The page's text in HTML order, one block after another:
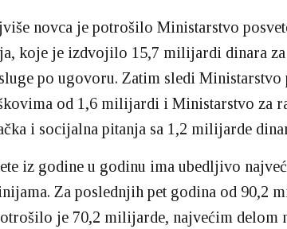
novca je potrošilo Ministarstvo
koje je izdvojilo 15,7 milijardi dinara za
po ugovoru. Zatim sledi Ministarstvo
od 1,6 milijardi i Ministarstvo za
i socijalna pitanja sa 1,2 milijarde
iz godine u godinu ima ubedljivo
Za poslednjih pet godina od 90,2
je 70,2 milijarde, najvećim delom